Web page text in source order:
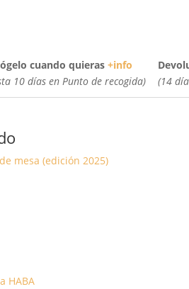
cuando quieras +info
10 días en Punto de recogida)
(14